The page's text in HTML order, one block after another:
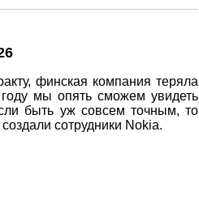
финская компания теряла
мы опять сможем увидеть
быть уж совсем точным, то
сотрудники Nokia.